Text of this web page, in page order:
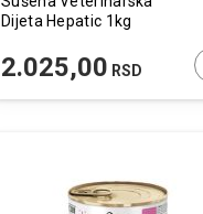
Dijeta Hepatic 1kg
2.025,00 RSD